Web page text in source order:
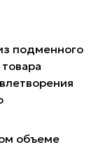
подменного
объеме